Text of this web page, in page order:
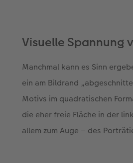
Visuelle Spannung
Manchmal kann es Sinn
ein am Bildrand
Motivs im quadratischen
die eher freie Fläche in der
allem zum Auge – des